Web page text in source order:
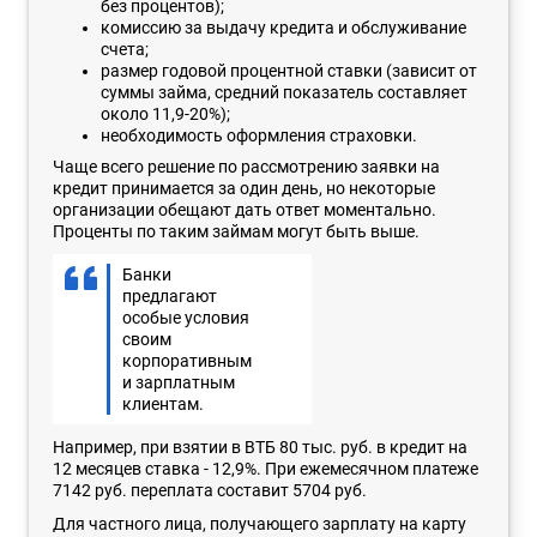
без процентов);
комиссию за выдачу кредита и обслуживание
счета;
размер годовой процентной ставки (зависит от
суммы займа, средний показатель составляет
около 11,9-20%);
необходимость оформления страховки.
Чаще всего решение по рассмотрению заявки на
кредит принимается за один день, но некоторые
организации обещают дать ответ моментально.
Проценты по таким займам могут быть выше.
Банки
предлагают
особые условия
своим
корпоративным
и зарплатным
клиентам.
Например, при взятии в ВТБ 80 тыс. руб. в кредит на
12 месяцев ставка - 12,9%. При ежемесячном платеже
7142 руб. переплата составит 5704 руб.
Для частного лица, получающего зарплату на карту